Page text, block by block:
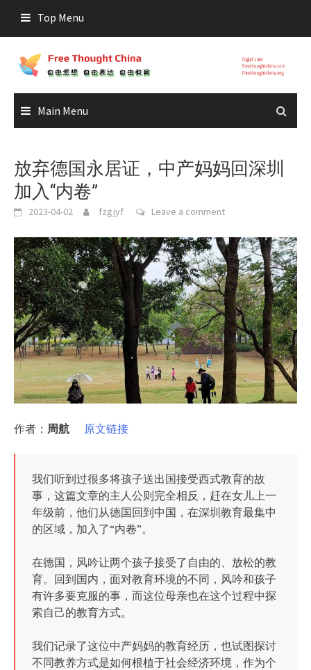
content
Top Menu
Main Menu
放弃德国永居证，中产妈妈回深圳
加入“内卷”
2023-04-02 fzgjyf Leave a comment
作者： 周航 原文链接
我们听到过很多将孩子送出国接受西式教育的故
事，这篇文章的主人公则完全相反，赶在女儿上一
年级前，他们从德国回到中国，在深圳教育最集中
的区域，加入了“内卷”。
在德国，风吟让两个孩子接受了自由的、放松的教
育。回到国内，面对教育环境的不同，风吟和孩子
有许多要克服的事，而这位母亲也在这个过程中探
索自己的教育方式。
我们记录了这位中产妈妈的教育经历，也试图探讨
不同教养方式是如何根植于社会经济环境，作为个